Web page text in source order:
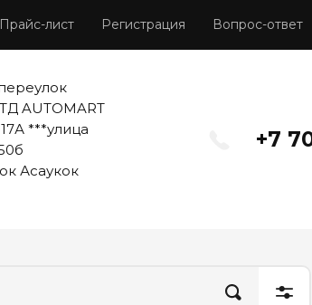
Прайс-лист Регистрация Вопрос-ответ
AUTOMART
***улица
Асаукок
+7